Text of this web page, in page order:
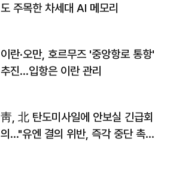
도 주목한 차세대 AI 메모리
이란·오만, 호르무즈 '중앙항로 통항'
추진…입항은 이란 관리
靑, 北 탄도미사일에 안보실 긴급회
의…"유엔 결의 위반, 즉각 중단 촉